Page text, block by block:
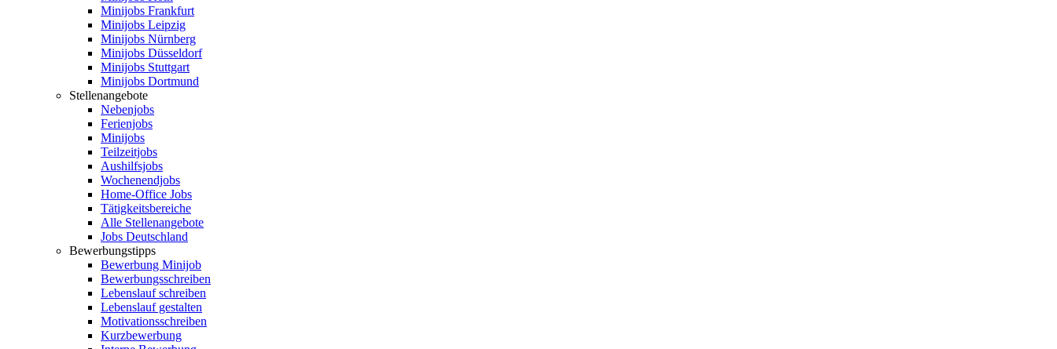
Minijobs Frankfurt
Minijobs Leipzig
Minijobs Nürnberg
Minijobs Düsseldorf
Minijobs Stuttgart
Minijobs Dortmund
Stellenangebote
Nebenjobs
Ferienjobs
Minijobs
Teilzeitjobs
Aushilfsjobs
Wochenendjobs
Home-Office Jobs
Tätigkeitsbereiche
Alle Stellenangebote
Jobs Deutschland
Bewerbungstipps
Bewerbung Minijob
Bewerbungsschreiben
Lebenslauf schreiben
Lebenslauf gestalten
Motivationsschreiben
Kurzbewerbung